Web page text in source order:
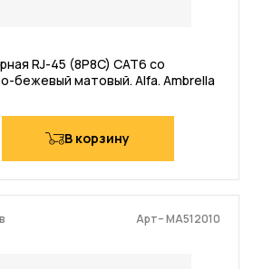
RJ-45 (8P8C) CAT6 со
бежевый матовый. Alfa. Ambrella
В корзину
Арт– MA512010